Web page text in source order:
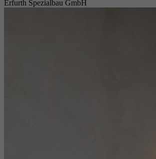
Erfurth Spezialbau GmbH